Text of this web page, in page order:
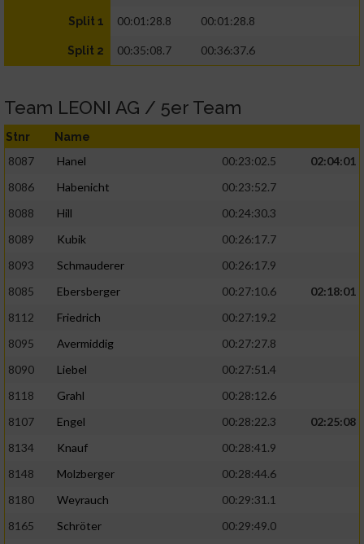
Split 1 00:01:28.8 00:01:28.8
Split 2 00:35:08.7 00:36:37.6
Team LEONI AG / 5er Team
Stnr Name
8087 Hanel 00:23:02.5
02:04:01
8086
Habenicht
00:23:52.7
8088
Hill
00:24:30.3
8089
Kubik
00:26:17.7
8093
Schmauderer
00:26:17.9
8085
Ebersberger 00:27:10.6
02:18:01
8112
Friedrich
00:27:19.2
8095
Avermiddig
00:27:27.8
8090
Liebel
00:27:51.4
8118
Grahl
00:28:12.6
8107
Engel 00:28:22.3
02:25:08
8134
Knauf
00:28:41.9
8148
Molzberger
00:28:44.6
8180
Weyrauch
00:29:31.1
8165
Schröter
00:29:49.0